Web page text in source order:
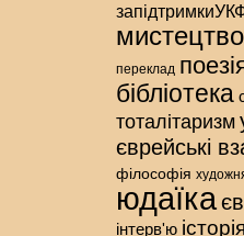
мистецтво
переклад
бібліотека
тоталітаризм
єврейські
філософія
юдаїка
інтерв'ю історія